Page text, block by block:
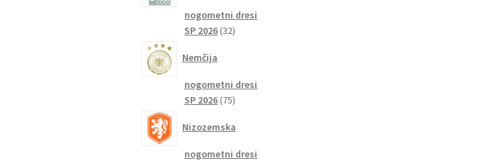
nogometni dresi
SP 2026 3232
Nemčija
nogometni dresi
SP 2026 7575
Nizozemska
nogometni dresi